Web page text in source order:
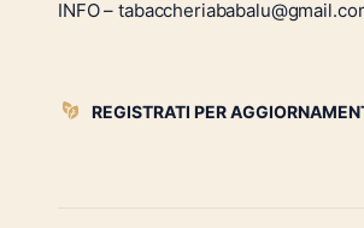
INFO –
REGISTRATI PER